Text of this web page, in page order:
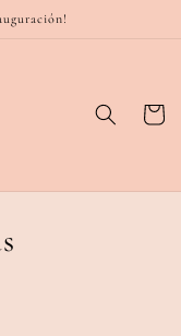
Carrito